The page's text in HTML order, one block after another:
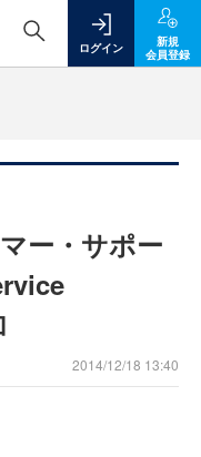
ログイン
新規
会員登録
ー・サポー
2014/12/18 13:40